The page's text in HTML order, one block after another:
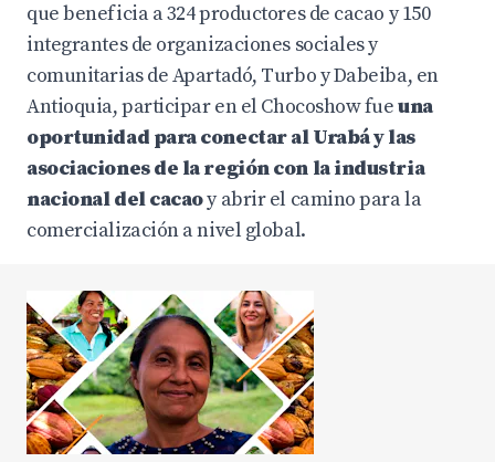
que beneficia a 324 productores de cacao y 150
integrantes de organizaciones sociales y
comunitarias de Apartadó, Turbo y Dabeiba, en
Antioquia, participar en el Chocoshow fueuna
oportunidad para conectar al Urabá y las
asociaciones de la región con la industria
nacional del cacaoy abrir el camino para la
comercialización a nivel global.